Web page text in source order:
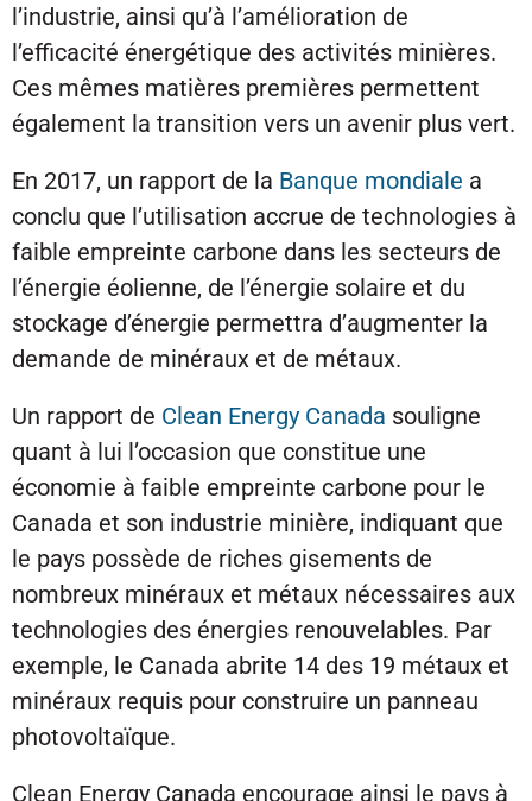
l’industrie, ainsi qu’à l’amélioration de
l’efficacité énergétique des activités minières.
Ces mêmes matières premières permettent
également la transition vers un avenir plus vert.
En 2017, un rapport de la Banque mondiale a
conclu que l’utilisation accrue de technologies à
faible empreinte carbone dans les secteurs de
l’énergie éolienne, de l’énergie solaire et du
stockage d’énergie permettra d’augmenter la
demande de minéraux et de métaux.
Un rapport de Clean Energy Canada souligne
quant à lui l’occasion que constitue une
économie à faible empreinte carbone pour le
Canada et son industrie minière, indiquant que
le pays possède de riches gisements de
nombreux minéraux et métaux nécessaires aux
technologies des énergies renouvelables. Par
exemple, le Canada abrite 14 des 19 métaux et
minéraux requis pour construire un panneau
photovoltaïque.
Clean Energy Canada encourage ainsi le pays à